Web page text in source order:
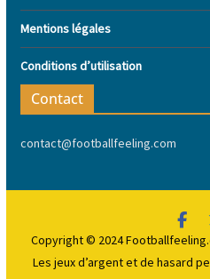
Mentions légales
Conditions d’utilisation
Contact
contact@footballfeeling.com
Copyright © 2024
Les jeux d’argent et de hasard